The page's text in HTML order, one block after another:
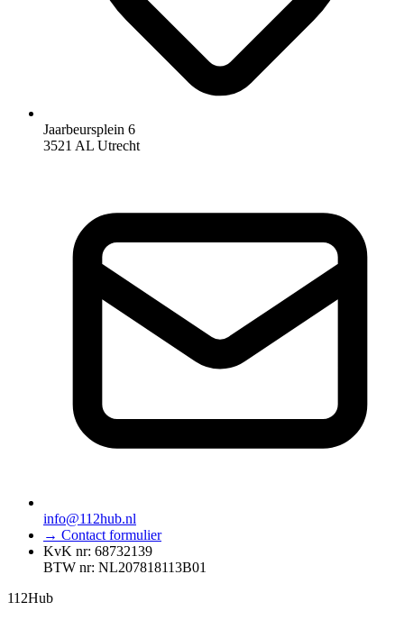
Jaarbeursplein 6
3521 AL Utrecht
info@112hub.nl
→ Contact formulier
KvK nr: 68732139
BTW nr: NL207818113B01
112Hub